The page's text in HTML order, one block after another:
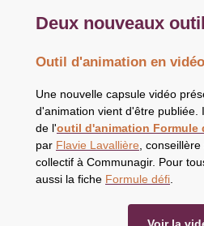
Deux nouveaux
Outil d'animation en
Une nouvelle capsule vidéo
d'animation vient d'être publiée.
de l'outil d'animation Formule
par Flavie Lavallière ,
collectif à Communagir. Pour
aussi la fiche Formule défi